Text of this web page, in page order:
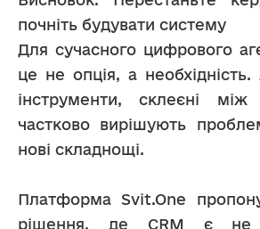
почніть будувати систему
Для сучасного цифрового
це не опція, а необхідність.
інструменти, склеєні
частково вирішують
нові складнощі.
Платформа Svit.One
рішення, де CRM є не